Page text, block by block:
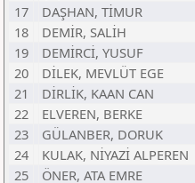
17
DAŞHAN, TİMUR
18
DEMİR, SALİH
19
DEMİRCİ, YUSUF
20
DİLEK, MEVLÜT EGE
21
DİRLİK, KAAN CAN
22
ELVEREN, BERKE
23
GÜLANBER, DORUK
24
KULAK, NİYAZİ ALPEREN
25
ÖNER, ATA EMRE